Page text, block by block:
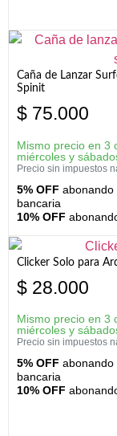
Caña de Lanzar
Spinit
$ 75.000
Mismo precio en 3
miércoles y
Precio sin impuestos
5% OFF abonando
bancaria
10% OFF
Clicker Solo para
$ 28.000
Mismo precio en 3
miércoles y
Precio sin impuestos
5% OFF abonando
bancaria
10% OFF